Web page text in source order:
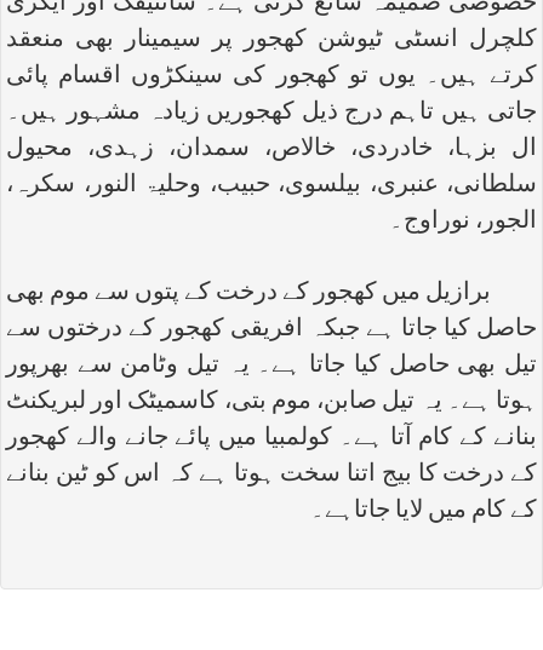
کلچرل انسٹی ٹیوشن کھجور پر سیمینار بھی منعقد
کرتے ہیں۔ یوں تو کھجور کی سینکڑوں اقسام پائی
جاتی ہیں تاہم درج ذیل کھجوریں زیادہ مشہور ہیں۔
ال بزہا، خادردی، خالاص، سمدان، زہدی، محیول
سلطانی، عنبری، بیلسوی، حبیب، وحلیۃ النور، سکرہ،
الجور، نوراوج۔
برازیل میں کھجور کے درخت کے پتوں سے موم بھی
حاصل کیا جاتا ہے جبکہ افریقی کھجور کے درختوں سے
تیل بھی حاصل کیا جاتا ہے۔ یہ تیل وٹامن سے بھرپور
ہوتا ہے۔ یہ تیل صابن، موم بتی، کاسمیٹک اور لبریکنٹ
بنانے کے کام آتا ہے۔ کولمبیا میں پائے جانے والے کھجور
کے درخت کا بیج اتنا سخت ہوتا ہے کہ اس کو ٹین بنانے
کے کام میں لایا جاتاہے۔